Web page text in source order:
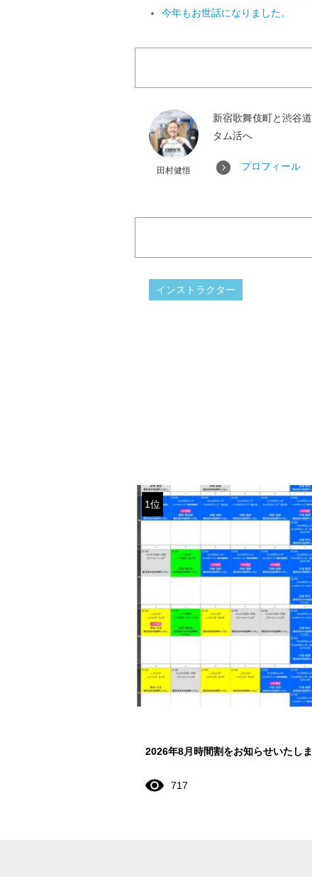
今年もお世話になりました。
田村健悟
新宿歌舞伎町と渋谷
タム活へ
プロフィール
インストラクター
1位
2026年8月時間割をお知らせいたしま
717